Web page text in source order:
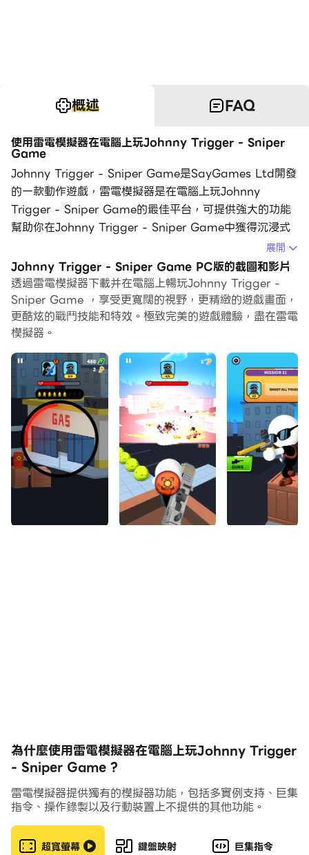
概述 FAQ
使用雷電模擬器在電腦上玩Johnny Trigger - Sniper
Game
Johnny Trigger - Sniper Game是SayGames Ltd開發
的一款動作遊戲，雷電模擬器是在電腦上玩Johnny
Trigger - Sniper Game的最佳平台，可提供強大的功能
幫助你在Johnny Trigger - Sniper Game中獲得沉浸式
當你在電腦上玩Johnny Trigger - Sniper Game的時
候，你可以調整幀頻設定，享受流暢的遊戲體驗和酷炫的遊
戲畫面。
雷電模擬器還提供配置好的鍵盤映射，以最大限度地方便你
控制整個遊戲的操作。鍵盤映射功能的不斷最佳化還提高了
按鍵靈敏度和技能釋放精準度。為了增強你的遊戲體驗，雷
電模擬器還為你配置了特殊的按鈕，如射擊按鈕、隱藏滑鼠
按鈕、連續按鍵等。
如果你想用遊戲手把玩遊戲，自動啟用的遊戲手把檢測可以
幫助你在幾個簡單的點擊中自訂控制，自由移動你的英雄。
現在就開始在電腦上下載和玩Johnny Trigger - Sniper
Game吧！
The next generation of sniper games 🎯
Three tips to become the best agent ever.
Watch your ammo — usually 4 bullets per level,
sometimes up to 4 enemies 🎯. The boss needs
more than one shot to be defeated.
展開
Johnny Trigger - Sniper Game PC版的截圖和影片
透過雷電模擬器下載并在電腦上暢玩Johnny Trigger -
Sniper Game ，享受更寬闊的視野，更精緻的遊戲畫面，
更酷炫的戰鬥技能和特效。極致完美的遊戲體驗，盡在雷電
模擬器。
為什麼使用雷電模擬器在電腦上玩Johnny Trigger
- Sniper Game ?
雷電模擬器提供獨有的模擬器功能，包括多實例支持、巨集
指令、操作錄製以及行動裝置上不提供的其他功能。
超寬螢幕 鍵盤映射 巨集指令